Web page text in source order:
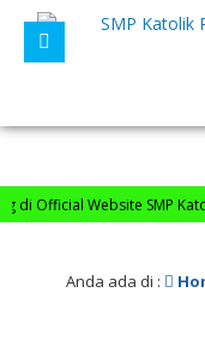
Official Website SMP
Anda ada di :